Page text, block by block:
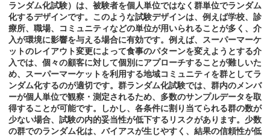
ランダム化試験）は、被験者を個人単位ではなく群単位でランダム
化するデザインです。このような試験デザインは、例えば学校、診
療所、職場、コミュニティなどの単位が用いられることが多く、介
入が環境に影響を与える場合に有効です。例えば、スーパーマーケ
ットのレイアウト変更によって食事のパターンを変えようとする介
入では、個々の顧客に対して個別にアプローチすることが難しいた
め、スーパーマーケットを利用する地域コミュニティを群としてラ
ンダム化するのが適切です。群ランダム化試験では、群内のメンバ
ーが個人単位で観察・測定されるため、多数のサンプルデータを取
得することが可能です。しかし、各条件に割り当てられる群の数が
少ない場合、試験の内的妥当性が低下するリスクがあります。少数
の群でのランダム化は、バイアスが生じやすく、結果の信頼性が低